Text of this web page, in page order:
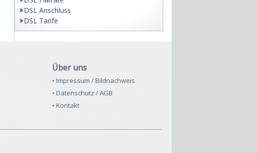
DSL Anschluss
DSL Tarife
Über uns
• Impressum / Bildnachweis
• Datenschutz / AGB
• Kontakt